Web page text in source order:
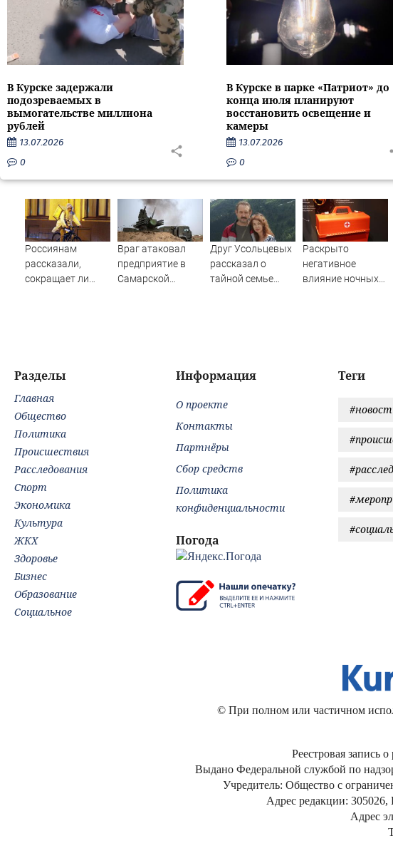
В Курске задержали
подозреваемых в
вымогательстве миллиона
рублей
13.07.2026
0
В Курске в парке «Патриот» до
конца июля планируют
восстановить освещение и
камеры
13.07.2026
0
Россиянам
рассказали,
сокращает ли
Враг атаковал
предприятие в
Самарской
Друг Усольцевых
рассказал о
тайной семье
Раскрыто
негативное
влияние ночных
Теги
Разделы
Главная
Общество
Политика
Происшествия
Расследования
Спорт
Экономика
Культура
ЖКХ
Здоровье
Бизнес
Образование
Социальное
Информация
О проекте
Контакты
Партнёры
Сбор средств
Политика
конфиденциальности
Погода
© При полном или частичном
Реестровая
Выдано Федеральной службой по
Учредитель: Общество с
Адрес редакции: 305026,
Адрес